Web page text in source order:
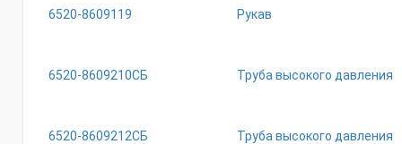
6520-8609119 Рукав
6520-8609210СБ Труба высокого давления
6520-8609212СБ Труба высокого давления